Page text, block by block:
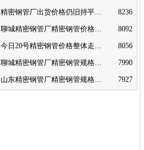
精密钢管厂出货价格仍旧持平…
8236
聊城精密钢管厂精密钢管价格…
8092
今日20号精密钢管价格整体走…
8056
聊城精密钢管厂精密钢管规格…
7990
山东精密钢管厂精密钢管规格…
7927